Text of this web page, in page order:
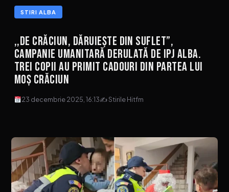
STIRI ALBA
,,De Crăciun, dăruiește din suflet”,
campanie umanitară derulată de IPJ Alba.
Trei copii au primit cadouri din partea lui
Moș Crăciun
23 decembrie 2025, 16:13✍ Stirile Hitfm